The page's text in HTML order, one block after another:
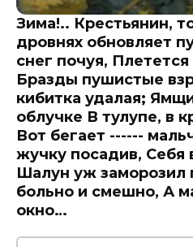
Зима!.. Крестьянин,
дровнях обновляет
снег почуя,
Бразды пушистые
кибитка удалая;
облучке В тулупе, в
Вот бегает ------
жучку посадив, Себя
Шалун уж заморозил
больно и смешно, А
окно…